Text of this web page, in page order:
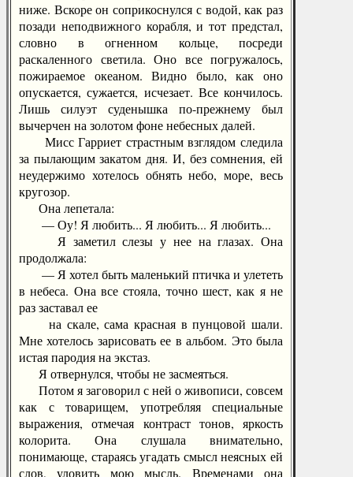
ниже. Вскоре он соприкоснулся с водой, как раз
позади неподвижного корабля, и тот предстал,
словно в огненном кольце, посреди
раскаленного светила. Оно все погружалось,
пожираемое океаном. Видно было, как оно
опускается, сужается, исчезает. Все кончилось.
Лишь силуэт суденышка по-прежнему был
вычерчен на золотом фоне небесных далей.
Мисс Гарриет страстным взглядом следила
за пылающим закатом дня. И, без сомнения, ей
неудержимо хотелось обнять небо, море, весь
кругозор.
Она лепетала:
— Оу! Я любить... Я любить... Я любить...
Я заметил слезы у нее на глазах. Она
продолжала:
— Я хотел быть маленький птичка и улететь
в небеса. Она все стояла, точно шест, как я не
раз заставал ее
на скале, сама красная в пунцовой шали.
Мне хотелось зарисовать ее в альбом. Это была
истая пародия на экстаз.
Я отвернулся, чтобы не засмеяться.
Потом я заговорил с ней о живописи, совсем
как с товарищем, употребляя специальные
выражения, отмечая контраст тонов, яркость
колорита. Она слушала внимательно,
понимающе, стараясь угадать смысл неясных ей
слов, уловить мою мысль. Временами она